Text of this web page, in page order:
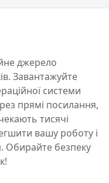
джерело
Завантажуйте
системи
прямі посилання,
тисячі
вашу роботу і
Обирайте безпеку